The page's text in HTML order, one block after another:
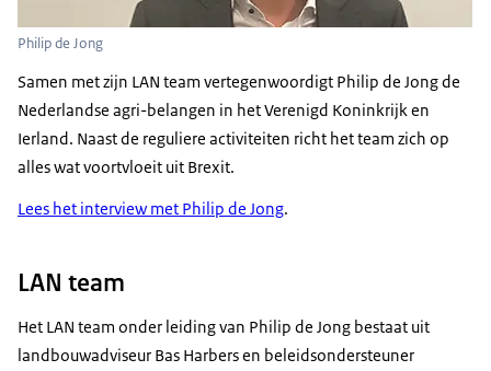
Philip de Jong
Samen met zijn LAN team vertegenwoordigt Philip de Jong de
Nederlandse agri-belangen in het Verenigd Koninkrijk en
Ierland. Naast de reguliere activiteiten richt het team zich op
alles wat voortvloeit uit Brexit.
Lees het interview met Philip de Jong.
LAN team
Het LAN team onder leiding van Philip de Jong bestaat uit
landbouwadviseur Bas Harbers en beleidsondersteuner